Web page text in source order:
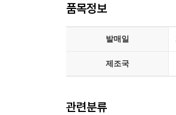
품목정보
발매일
제조국
관련분류